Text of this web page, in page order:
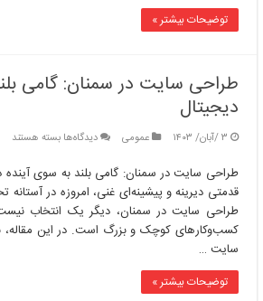
توضیحات بیشتر »
طراحی سایت در سمنان: گامی
دیجیتال
۳ /آبان/ ۱۴۰۳ عمومی دیدگاه‌هابرای
سایت
در
سمنان:
گامی
بلند
بسته هستند
طراحی سایت در سمنان: گامی بلند به سوی آینده
قدمتی دیرینه و پیشینه‌ای غنی، امروزه در آستانه
طراحی سایت در سمنان، دیگر یک انتخاب
کسب‌وکارهای کوچک و بزرگ است. در این
سایت …
توضیحات بیشتر »